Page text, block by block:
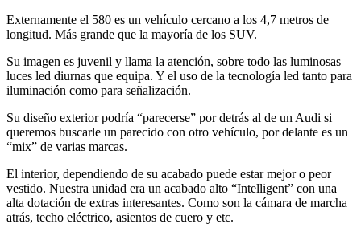
Externamente el 580 es un vehículo cercano a los 4,7 metros de
longitud. Más grande que la mayoría de los SUV.
Su imagen es juvenil y llama la atención, sobre todo las luminosas
luces led diurnas que equipa. Y el uso de la tecnología led tanto para
iluminación como para señalización.
Su diseño exterior podría “parecerse” por detrás al de un Audi si
queremos buscarle un parecido con otro vehículo, por delante es un
“mix” de varias marcas.
El interior, dependiendo de su acabado puede estar mejor o peor
vestido. Nuestra unidad era un acabado alto “Intelligent” con una
alta dotación de extras interesantes. Como son la cámara de marcha
atrás, techo eléctrico, asientos de cuero y etc.